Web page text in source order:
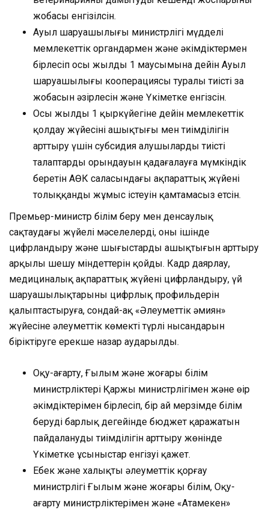
жобасы енгізілсін.
Ауыл шаруашылығы министрлігі мүдделі
мемлекеттік органдармен және әкімдіктермен
бірлесіп осы жылдың 1 маусымына дейін Ауыл
шаруашылығы кооперациясы туралы тиісті заң
жобасын әзірлесін және Үкіметке енгізсін.
Осы жылдың 1 қыркүйегіне дейін мемлекеттік
қолдау жүйесінің ашықтығы мен тиімділігін
арттыру үшін субсидия алушылардың тиісті
талаптарды орындауын қадағалауға мүмкіндік
беретін АӨК саласындағы ақпараттық жүйенің
толыққанды жұмыс істеуін қамтамасыз етсін.
Премьер-министр білім беру мен денсаулық
сақтаудағы жүйелі мәселелерді, оның ішінде
цифрландыру және шығыстардың ашықтығын арттыру
арқылы шешу міндеттерін қойды. Кадр даярлау,
медициналық ақпараттық жүйені цифрландыру, үй
шаруашылықтарының цифрлық профильдерін
қалыптастыруға, сондай-ақ «Әлеуметтік әмиян»
жүйесіне әлеуметтік көмектің түрлі нысандарын
біріктіруге ерекше назар аударылды.
Оқу-ағарту, Ғылым және жоғары білім
министрліктері Қаржы министрлігімен және өңір
әкімдіктерімен бірлесіп, бір ай мерзімде білім
берудің барлық деңгейінде бюджет қаражатын
пайдаланудың тиімділігін арттыру жөнінде
Үкіметке ұсыныстар енгізуі қажет.
Еңбек және халықты әлеуметтік қорғау
министрлігі Ғылым және жоғары білім, Оқу-
ағарту министрліктерімен және «Атамекен»